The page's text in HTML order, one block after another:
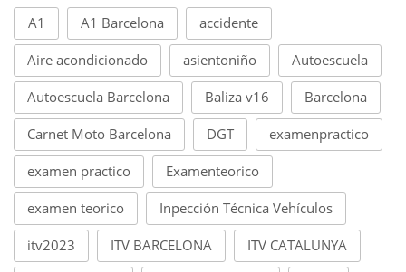
A1 A1 Barcelona accidente
Aire acondicionado asientoniño Autoescuela
Autoescuela Barcelona Baliza v16 Barcelona
Carnet Moto Barcelona DGT examenpractico
examen practico Examenteorico
examen teorico Inpección Técnica Vehículos
itv2023 ITV BARCELONA ITV CATALUNYA